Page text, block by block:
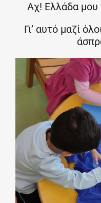
Αχ! Ελλάδα μου
Γι’ αυτό μαζί